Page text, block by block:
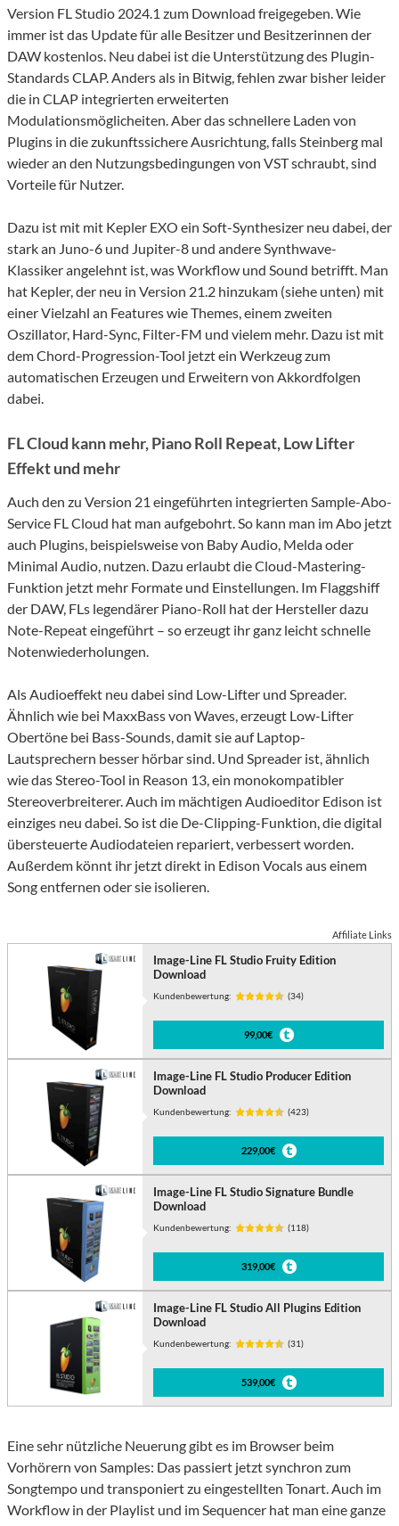
Version FL Studio 2024.1 zum Download freigegeben. Wie
immer ist das Update für alle Besitzer und Besitzerinnen der
DAW kostenlos. Neu dabei ist die Unterstützung des Plugin-
Standards CLAP. Anders als in Bitwig, fehlen zwar bisher leider
die in CLAP integrierten erweiterten
Modulationsmöglicheiten. Aber das schnellere Laden von
Plugins in die zukunftssichere Ausrichtung, falls Steinberg mal
wieder an den Nutzungsbedingungen von VST schraubt, sind
Vorteile für Nutzer.
Dazu ist mit mit Kepler EXO ein Soft-Synthesizer neu dabei, der
stark an Juno-6 und Jupiter-8 und andere Synthwave-
Klassiker angelehnt ist, was Workflow und Sound betrifft. Man
hat Kepler, der neu in Version 21.2 hinzukam (siehe unten) mit
einer Vielzahl an Features wie Themes, einem zweiten
Oszillator, Hard-Sync, Filter-FM und vielem mehr. Dazu ist mit
dem Chord-Progression-Tool jetzt ein Werkzeug zum
automatischen Erzeugen und Erweitern von Akkordfolgen
dabei.
FL Cloud kann mehr, Piano Roll Repeat, Low Lifter
Effekt und mehr
Auch den zu Version 21 eingeführten integrierten Sample-Abo-
Service FL Cloud hat man aufgebohrt. So kann man im Abo jetzt
auch Plugins, beispielsweise von Baby Audio, Melda oder
Minimal Audio, nutzen. Dazu erlaubt die Cloud-Mastering-
Funktion jetzt mehr Formate und Einstellungen. Im Flaggshiff
der DAW, FLs legendärer Piano-Roll hat der Hersteller dazu
Note-Repeat eingeführt – so erzeugt ihr ganz leicht schnelle
Notenwiederholungen.
Als Audioeffekt neu dabei sind Low-Lifter und Spreader.
Ähnlich wie bei MaxxBass von Waves, erzeugt Low-Lifter
Obertöne bei Bass-Sounds, damit sie auf Laptop-
Lautsprechern besser hörbar sind. Und Spreader ist, ähnlich
wie das Stereo-Tool in Reason 13, ein monokompatibler
Stereoverbreiterer. Auch im mächtigen Audioeditor Edison ist
einziges neu dabei. So ist die De-Clipping-Funktion, die digital
übersteuerte Audiodateien repariert, verbessert worden.
Außerdem könnt ihr jetzt direkt in Edison Vocals aus einem
Song entfernen oder sie isolieren.
Affiliate Links
Image-Line FL Studio Fruity Edition
Download
Kundenbewertung: (34)
99,00€
Image-Line FL Studio Producer Edition
Download
Kundenbewertung: (423)
229,00€
Image-Line FL Studio Signature Bundle
Download
Kundenbewertung: (118)
319,00€
Image-Line FL Studio All Plugins Edition
Download
Kundenbewertung: (31)
539,00€
Eine sehr nützliche Neuerung gibt es im Browser beim
Vorhörern von Samples: Das passiert jetzt synchron zum
Songtempo und transponiert zu eingestellten Tonart. Auch im
Workflow in der Playlist und im Sequencer hat man eine ganze